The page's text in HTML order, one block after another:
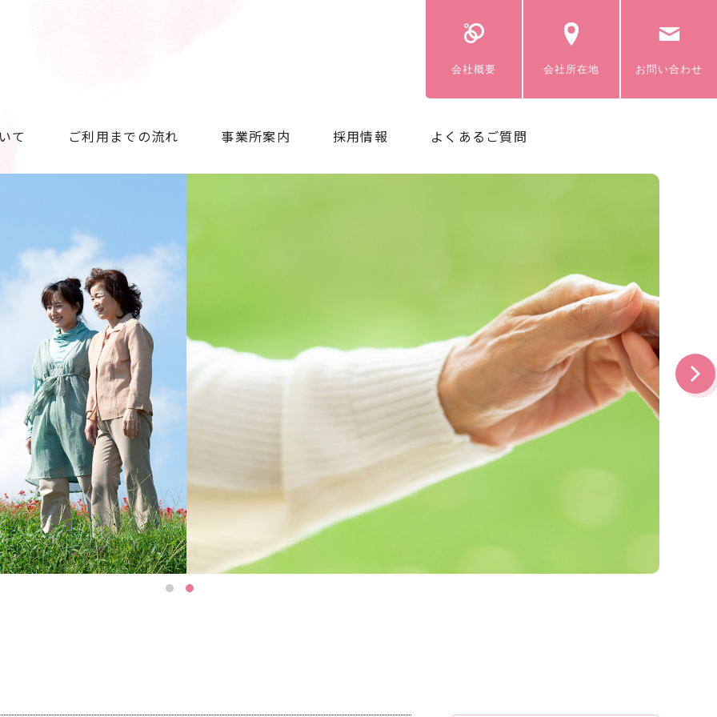
会社概要 会社所在地 お問い合わせ
て ご利用までの流れ 事業所案内 採用情報 よくあるご質問